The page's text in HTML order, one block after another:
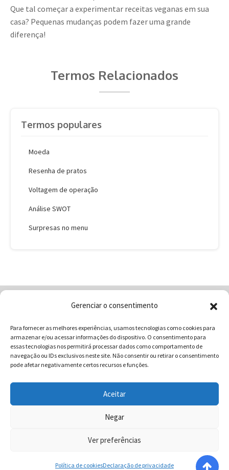
Gerenciar o consentimento
Para fornecer as melhores experiências, usamos tecnologias como cookies para
armazenar e/ou acessar informações do dispositivo. O consentimento para
essas tecnologias nos permitirá processar dados como comportamento de
navegação ou IDs exclusivos neste site. Não consentir ou retirar o consentimento
pode afetar negativamente certos recursos e funções.
Aceitar
Negar
Ver preferências
Política de cookiesDeclaração de privacidade
Que tal começar a experimentar receitas veganas em sua
casa? Pequenas mudanças podem fazer uma grande
diferença!
Termos Relacionados
Termos populares
Moeda
Resenha de pratos
Voltagem de operação
Análise SWOT
Surpresas no menu
Contatos
Receitas
Blog
Vocabulário da Gastronomia
COMUNICAR - Comunicação e Marketing | CNPJ:
03.013.350/0001-80 | Rua 82 Nº99 Qd. F13 Lt. 13 Sala 01 - Setor
996358681 - CEP: 74.083-010 | © 2025 COMUNICAR.COM.BR